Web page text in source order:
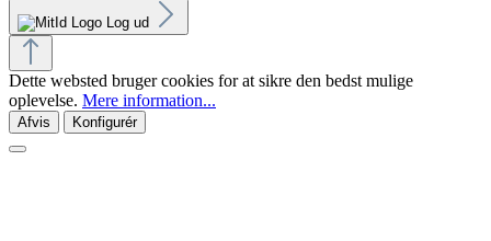
Log ud
Dette websted bruger cookies for at sikre den bedst mulige
oplevelse. Mere information...
Afvis Konfigurér